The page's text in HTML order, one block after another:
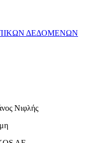
ΔΕΔΟΜΕΝΩΝ
Νιφλής